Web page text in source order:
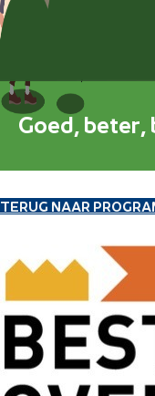
Goed, beter,
TERUG NAAR